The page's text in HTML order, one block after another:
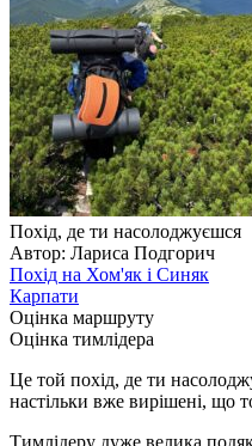
Похід, де ти насолоджуєшся
Автор: Лариса Подгорич
Похід на Хом'як і Синяк
Карпати
Оцінка маршруту
Оцінка тимлідера
Це той похід, де ти
настільки вже вирішені, що